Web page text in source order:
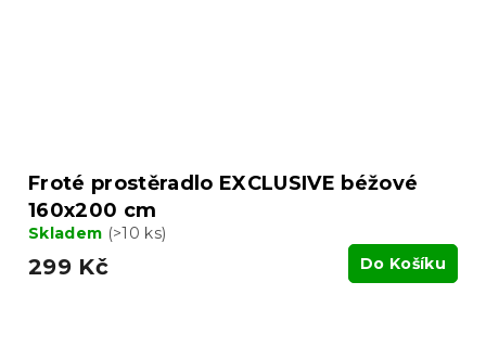
Froté prostěradlo EXCLUSIVE béžové
160x200 cm
Skladem (>10 ks)
299 Kč Do Košíku